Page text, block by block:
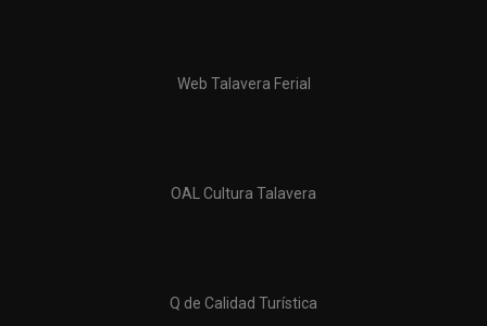
Web Talavera Ferial
OAL Cultura Talavera
Q de Calidad Turística